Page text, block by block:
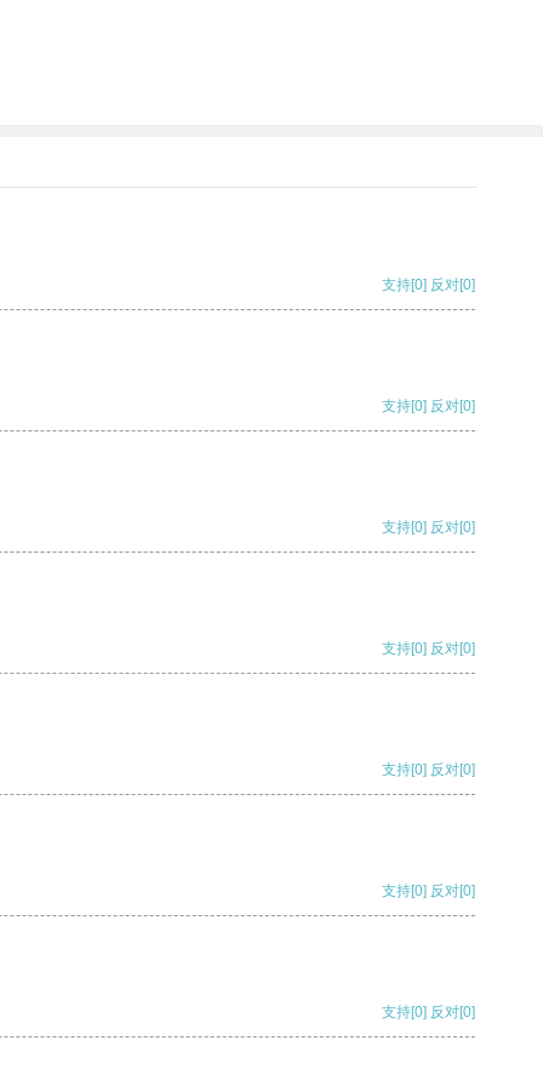
支持[0] 反对[0]
支持[0] 反对[0]
支持[0] 反对[0]
支持[0] 反对[0]
支持[0] 反对[0]
支持[0] 反对[0]
支持[0] 反对[0]